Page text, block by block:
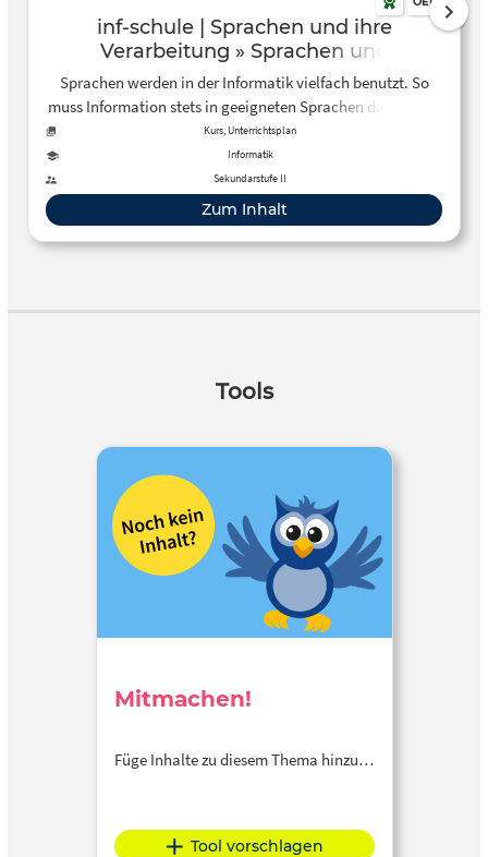
inf-schule | Sprachen und ihre
Verarbeitung » Sprachen und
Automaten
Sprachen werden in der Informatik vielfach benutzt. So
muss Information stets in geeigneten Sprachen dargestellt
werden, bevor sie in Form von Daten automatisiert
verarbeitet werden kann. Ziel dieses Kapitels ist es,
Verfahren zur Präzisierung von Sprache aufzuzeigen. Es
werden verschiedene Konzepte vorgestellt, die in der
Informatik zur Sprachfestlegung zum Einsatz kommen.
Kurs, Unterrichtsplan
Informatik
Sekundarstufe II
Zum Inhalt
Tools
Mitmachen!
Füge Inhalte zu diesem Thema hinzu…
Tool vorschlagen